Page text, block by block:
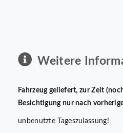
Weitere
Fahrzeug geliefert, zur Zeit
Besichtigung nur nach
unbenutzte Tageszulassung!